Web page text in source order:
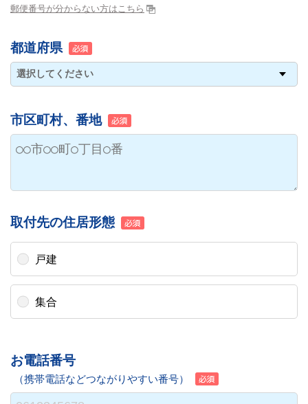
郵便番号が分からない方はこちら
都道府県
市区町村、番地
取付先の住居形態
戸建
集合
お電話番号
（携帯電話などつながりやすい番号）